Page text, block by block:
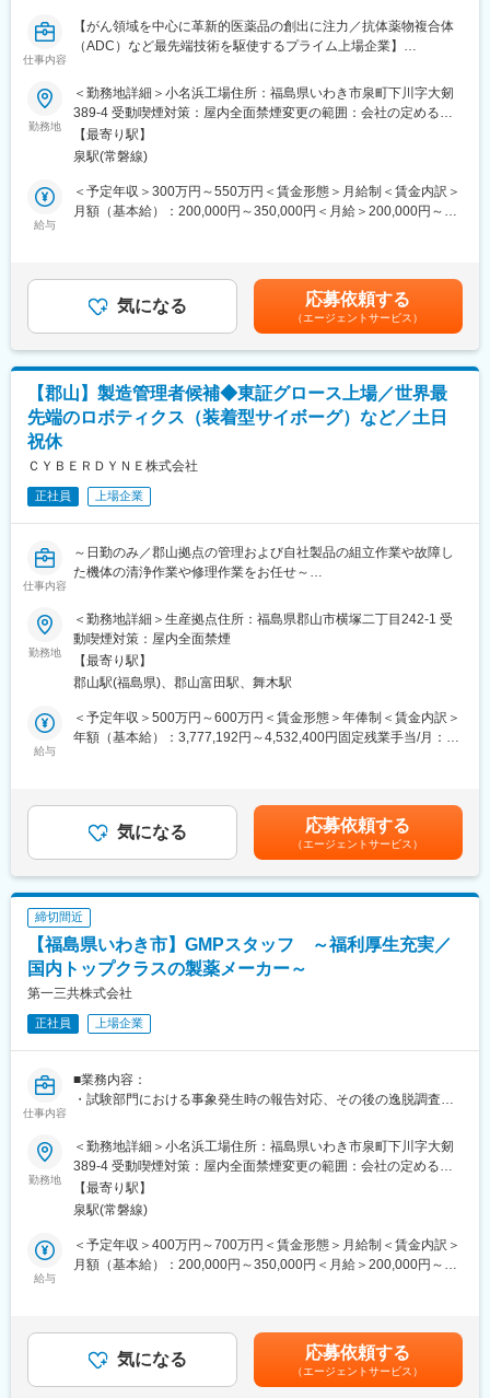
（1）部品手配・納期管理について、メンバーの進捗を把握し、問
題発生時に主導的に対応
（2）品質不具合発生時、サプライヤーとの是正対応をリードし、
（3）納期遅延や供給リスクに対し、チームとしての是正方針を判
断・推進
（4）価格改定要請に対する妥当性検討および対応方針の決定
（5）金型の立上げ・廃棄に関する計画策定および関係者調整
■組織構成：24名のチームで、20代～50代まで幅広く在籍。男女
比はほぼ半々で、社内外のコミュニケーションが活発な職場で
・本ポジションは、将来の調達組織を担うリーダー候補としての
採用を想定しています。
（入社後～半年程度）
・業務内容・サプライヤー・工場運営への理解を深めながら、一
部領域においてリーダーとして調達業務を推進
（1年目以降）
・調達チームのスーパーバイザーとして、人・業務・QCD改善を
主体的にリード
変更の範囲：会社の定める業務
仕事内容
【がん領域を中心に革新的医薬品の創出に注力／抗体薬物複合体
（ADC）など最先端技術を駆使するプライム上場企業】
製造職として以下の業務をお任せします。
■業務内容：
・抗体製造業務
・製造施設・設備の点検、メンテナンス
・製造所の衛生管理維持業務
・原材料の受入、在庫管理
・文書管理業務
製造要員が不足している。医薬品を含む化学製品の製造経験を活
かして、抗体製造部門の業務推進を支援していただきたい。
２週間日勤、１週間シフト勤務、２週間日勤のようなローテーシ
ョンです。
日勤：8:00~16:00
・休日出勤
休日出勤した場合は、平日に振替休日として休日を取得頂きま
■キャリアパス：
入入社後数年は製造業務の実務を経験し、その後は本人の意向や
たい。
■会社について：
100年の長い期間にわたり受け継がれてきたサイエンス＆テクノ
ます。これまで、抗凝固剤「リクシアナ」、高血圧症治療剤「オ
ルメテック」、抗インフルエンザウイルス剤「イナビル」など、
変更の範囲：会社の定める業務
勤務地
＜勤務地詳細＞小名浜工場住所：福島県いわき市泉町下川字大剱
389-4 受動喫煙対策：屋内全面禁煙変更の範囲：会社の定める事
業所
【最寄り駅】
泉駅(常磐線)
給与
＜予定年収＞300万円～550万円＜賃金形態＞月給制＜賃金内訳＞
月額（基本給）：200,000円～350,000円＜月給＞200,000円～
り、選考を通じて上下する可能性があります。月給(月額)は固定手
当を含めた表記です。
気になる 応募依頼する
（エージェントサービス）
【郡山】製造管理者候補◆東証グロース上場／世界最
先端のロボティクス（装着型サイボーグ）など／土日
祝休
ＣＹＢＥＲＤＹＮＥ株式会社
正社員 上場企業
仕事内容
～日勤のみ／郡山拠点の管理および自社製品の組立作業や故障し
た機体の清浄作業や修理作業をお任せ～
■募集背景
今後の体制強化を見通して現地での製造管理を担っていただける
方の募集をしています。
当社が研究開発および製造する最先端製品（HAL(R)装着型サイボ
ーグ、HAL周辺装置、清掃・搬送ロボット等）の組立・修理・清
掃業務および拠点管理業務を担っていただける仲間を募集しま
す。
した機体の清浄作業や修理作業を担当いただきます。製造チーム
メンバーに加えて、物流、品質保証（検査）、研究開発といった
他部門のメンバーとも連携しながら業務を推進いただきます。
・製造工程（組立・修理・検査等）の計画・進捗管理
・メンバーの教育・作業指導・チームマネジメント
・品質向上に向けた標準化・業務改善の立案と実行
・自社製品の組立、修理、検査業務
・他部門（開発・品質保証・物流）との調整・連携
→装着型サイボーグ「HAL(R)」をはじめとした最先端製品の製造
現場を、マネジメントという立場から支えるやりがいのある仕事
・改善提案が直接反映される現場
→現場からの提案を積極的に受け入れる社風。日々の業務改善や
業務効率化のアイデアが即実行につながるスピード感がありま
・多職種との連携で幅広い経験が積める
勤務地
＜勤務地詳細＞生産拠点住所：福島県郡山市横塚二丁目242-1 受
動喫煙対策：屋内全面禁煙
【最寄り駅】
郡山駅(福島県)、郡山富田駅、舞木駅
給与
＜予定年収＞500万円～600万円＜賃金形態＞年俸制＜賃金内訳＞
年額（基本給）：3,777,192円～4,532,400円固定残業手当/月：
給与補足＞経験、能力等を考慮し、当社規定により支給します。
賃金はあくまでも目安の金額であり、選考を通じて上下する可能
性があります。月給(月額)は固定手当を含めた表記です。
気になる 応募依頼する
（エージェントサービス）
締切間近
【福島県いわき市】GMPスタッフ ～福利厚生充実／
国内トップクラスの製薬メーカー～
第一三共株式会社
正社員 上場企業
仕事内容
■業務内容：
・試験部門における事象発生時の報告対応、その後の逸脱調査や
・各種変更対応（変更申請や報告対応）
・標準書類、手順書類、指図記録書類等、各種GMP文書の制定・
改訂対応
・各種検討、バリデーション時の計画書・報告書作成対応
・試験部門以外の他部署における事象発生時の対応と支援、その
後の逸脱調査やCAPA対応（他部署と連携）
が不足している。GMP及び試験実務の経験を活かして、抗体・
ADC原薬製造所の試験部門の業務推進を支援していただきたい。
勤務地
＜勤務地詳細＞小名浜工場住所：福島県いわき市泉町下川字大剱
389-4 受動喫煙対策：屋内全面禁煙変更の範囲：会社の定める事
業所
【最寄り駅】
泉駅(常磐線)
給与
＜予定年収＞400万円～700万円＜賃金形態＞月給制＜賃金内訳＞
月額（基本給）：200,000円～350,000円＜月給＞200,000円～
り、選考を通じて上下する可能性があります。月給(月額)は固定手
当を含めた表記です。
気になる 応募依頼する
（エージェントサービス）